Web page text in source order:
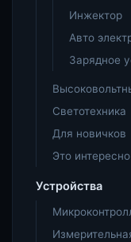
Инжектор
Авто
Зарядное
Светотехника
Для новичков
Это интересно
Устройства